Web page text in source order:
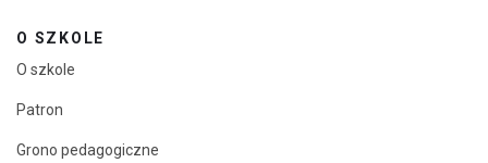
O SZKOLE
O szkole
Patron
Grono pedagogiczne